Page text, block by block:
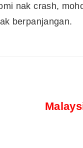
nak crash,
berpanjangan.
Ini 15 Panduan